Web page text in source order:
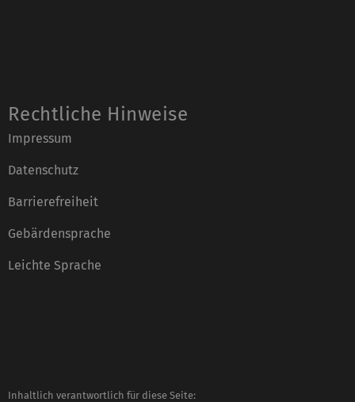
Rechtliche Hinweise
Impressum
Datenschutz
Barrierefreiheit
Gebärdensprache
Leichte Sprache
Inhaltlich verantwortlich für diese Seite: